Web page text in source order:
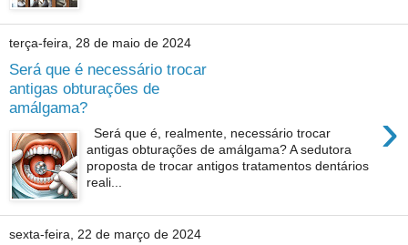
terça-feira, 28 de maio de 2024
Será que é necessário trocar
antigas obturações de
amálgama?
›
Será que é, realmente, necessário trocar
antigas obturações de amálgama? A sedutora
proposta de trocar antigos tratamentos dentários
reali...
sexta-feira, 22 de março de 2024